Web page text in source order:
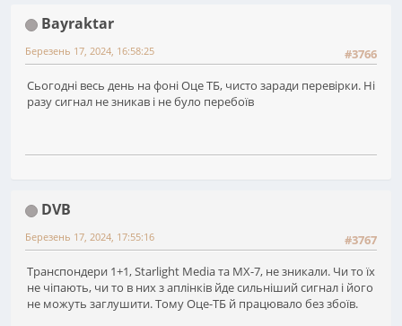
Bayraktar
#3766
Березень 17, 2024, 16:58:25
Сьогодні весь день на фоні Оце ТБ, чисто заради перевірки. Ні
разу сигнал не зникав і не було перебоїв
DVB
#3767
Березень 17, 2024, 17:55:16
Транспондери 1+1, Starlight Media та МХ-7, не зникали. Чи то їх
не чіпають, чи то в них з аплінків йде сильніший сигнал і його
не можуть заглушити. Тому Оце-ТБ й працювало без збоїв.